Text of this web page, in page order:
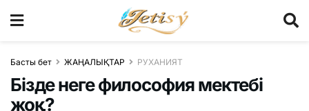
Басты бет ЖАҢАЛЫҚТАР РУХАНИЯТ
Бізде неге философия мектебі
жоқ?